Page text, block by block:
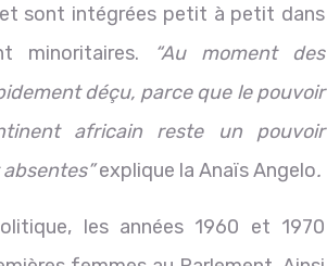
sont intégrées petit à petit dans
minoritaires.
“Au moment des
déçu, parce que le pouvoir
africain reste un pouvoir
explique la Anaïs Angelo.
les années 1960 et 1970